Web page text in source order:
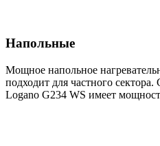
Напольные
Мощное напольное
подходит для частного
Logano G234 WS имеет